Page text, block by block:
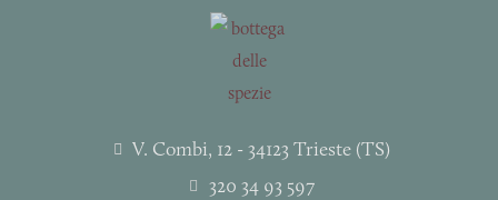
V. Combi, 12 - 34123 Trieste (TS)
320 34 93 597